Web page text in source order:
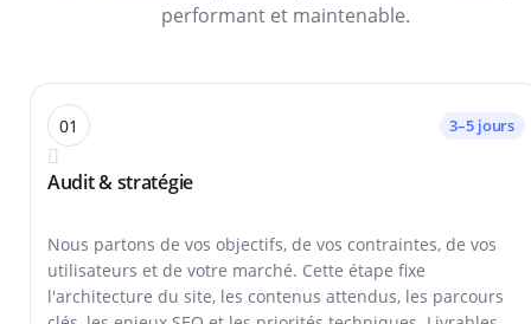
performant et maintenable.
01 3–5 jours
Audit & stratégie
Nous partons de vos objectifs, de vos contraintes, de vos
utilisateurs et de votre marché. Cette étape fixe
l'architecture du site, les contenus attendus, les parcours